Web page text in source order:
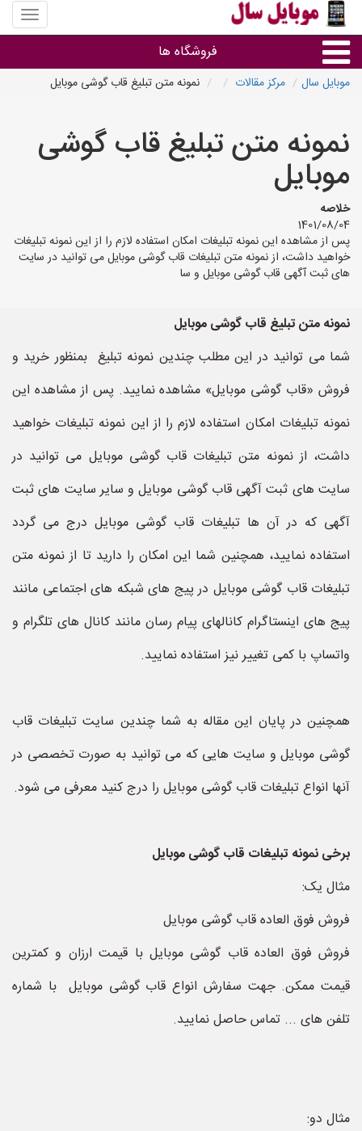
منوی
سایت
سال
فروشگاه ها
سایر گروه ها
موبایل سال مرکز مقالات نمونه متن تبلیغ قاب گوشی موبایل
نمونه متن تبلیغ قاب گوشی
موبایل
خلاصه
1401/08/04
پس از مشاهده این نمونه تبلیغات امکان استفاده لازم را از این نمونه تبلیغات
خواهید داشت، از نمونه متن تبلیغات قاب گوشی موبایل می توانید در سایت
های ثبت آگهی قاب گوشی موبایل و سا
نمونه متن تبلیغ قاب گوشی موبایل
شما می توانید در این مطلب چندین نمونه تبلیغ بمنظور خرید و
فروش «قاب گوشی موبایل» مشاهده نمایید. پس از مشاهده این
نمونه تبلیغات امکان استفاده لازم را از این نمونه تبلیغات خواهید
داشت، از نمونه متن تبلیغات قاب گوشی موبایل می توانید در
سایت های ثبت آگهی قاب گوشی موبایل و سایر سایت های ثبت
آگهی که در آن ها تبلیغات قاب گوشی موبایل درج می گردد
استفاده نمایید، همچنین شما این امکان را دارید تا از نمونه متن
تبلیغات قاب گوشی موبایل در پیج های شبکه های اجتماعی مانند
پیج های اینستاگرام کانالهای پیام رسان مانند کانال های تلگرام و
واتساپ با کمی تغییر نیز استفاده نمایید.
همچنین در پایان این مقاله به شما چندین سایت تبلیغات قاب
گوشی موبایل و سایت هایی که می توانید به صورت تخصصی در
آنها انواع تبلیغات قاب گوشی موبایل را درج کنید معرفی می شود.
برخی نمونه تبلیغات قاب گوشی موبایل
مثال یک:
فروش فوق العاده قاب گوشی موبایل
فروش فوق العاده قاب گوشی موبایل با قیمت ارزان و کمترین
قیمت ممکن. جهت سفارش انواع قاب گوشی موبایل با شماره
تلفن های ... تماس حاصل نمایید.
مثال دو: